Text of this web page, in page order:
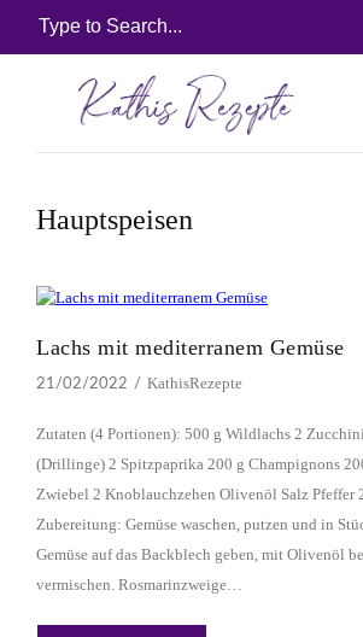
Hauptspeisen
Lachs mit mediterranem Gemüse
21/02/2022 KathisRezepte
Zutaten (4 Portionen): 500 g Wildlachs 2
(Drillinge) 2 Spitzpaprika 200 g Champignons
Zwiebel 2 Knoblauchzehen Olivenöl Salz Pfeffer
Zubereitung: Gemüse waschen, putzen und in
Gemüse auf das Backblech geben, mit Olivenöl
vermischen. Rosmarinzweige…